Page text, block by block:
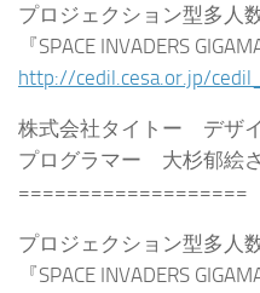
プロジェクション型多人
『SPACE INVADERS
http://cedil.cesa.or.jp/
株式会社タイトー デザ
プログラマー 大杉郁絵
===================
プロジェクション型多人
『SPACE INVADERS